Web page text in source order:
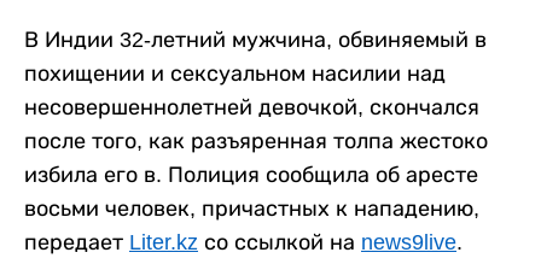
В Индии 32-летний мужчина, обвиняемый в
похищении и сексуальном насилии над
несовершеннолетней девочкой, скончался
после того, как разъяренная толпа жестоко
избила его в. Полиция сообщила об аресте
восьми человек, причастных к нападению,
передает Liter.kz со ссылкой на news9live.